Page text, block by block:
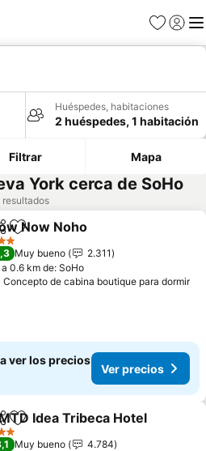
Favoritos
Iniciar
Huéspedes, habitaciones
2 huéspedes, 1 habitación
Filtrar Mapa
York cerca de SoHo
resultados
Añadir a favoritos
Now Noho
Muy bueno
2.311
a 0.6 km de: SoHo
Concepto de cabina boutique para dormir
ver los precios
Ver precios
Añadir a favoritos
Idea Tribeca Hotel
Muy bueno
4.784